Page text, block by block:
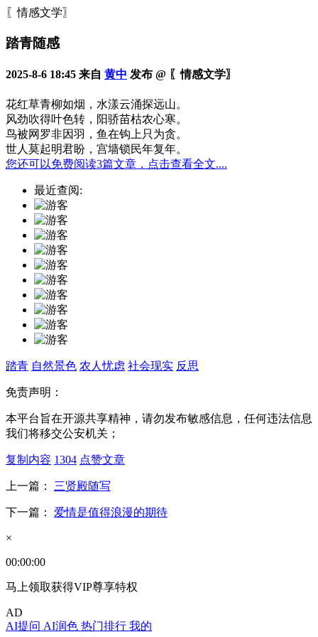
〖情感文学〗
踏青随感
2025-8-6 18:45 来自 黄中 发布 @ 〖情感文学〗
花红草青柳如烟，水漾云涌探远山。
风劲吹得叶色转，阳骄苗枯农心寒。
鸟被网罗非因羽，鱼在钩上只为贪。
世人莫起明君盼，宫墙锁民年复年。
您还可以免费阅读3篇文章，点击查看全文....
最近查阅:
踏青 自然景色 农人忧虑 社会现实 反思
免责声明：
本平台旨在开源共享精神，请勿发布敏感信息，任何违法信息
我们将移交公安机关；
复制内容 1304 点赞文章
上一篇： 三贤殿随写
下一篇： 爱情是值得浪漫的期待
×
00:00:00
马上领取获得VIP尊享特权
AD
AI提问 AI润色 热门排行 我的